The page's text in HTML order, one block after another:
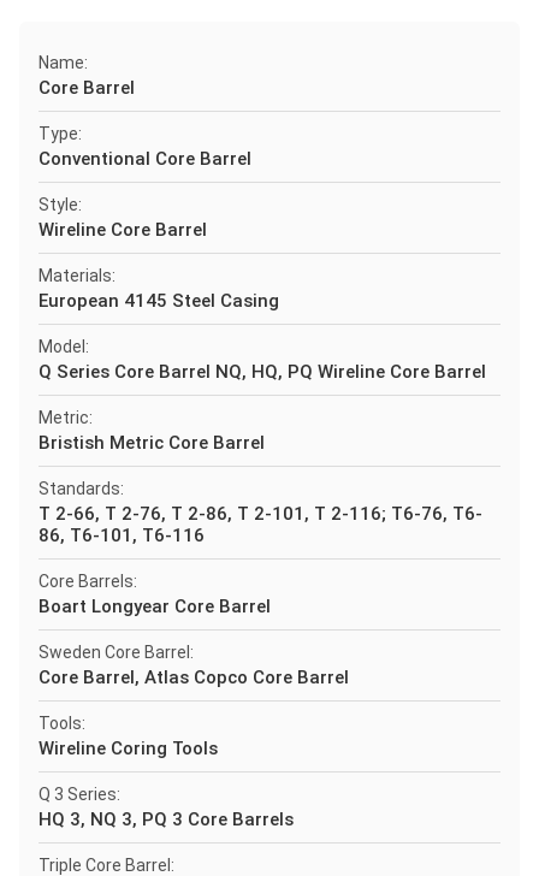
Name:
Core Barrel
Type:
Conventional Core Barrel
Style:
Wireline Core Barrel
Materials:
European 4145 Steel Casing
Model:
Q Series Core Barrel NQ, HQ, PQ Wireline Core Barrel
Metric:
Bristish Metric Core Barrel
Standards:
T 2-66, T 2-76, T 2-86, T 2-101, T 2-116; T6-76, T6-
86, T6-101, T6-116
Core Barrels:
Boart Longyear Core Barrel
Sweden Core Barrel:
Core Barrel, Atlas Copco Core Barrel
Tools:
Wireline Coring Tools
Q 3 Series:
HQ 3, NQ 3, PQ 3 Core Barrels
Triple Core Barrel: